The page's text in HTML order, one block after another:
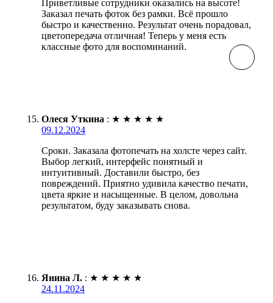
Приветливые сотрудники оказались на высоте!
Заказал печать фоток без рамки. Всё прошло
быстро и качественно. Результат очень порадовал,
цветопередача отличная! Теперь у меня есть
классные фото для воспоминаний.
Олеся Уткина : ★ ★ ★ ★ ★
09.12.2024
Сроки. Заказала фотопечать на холсте через сайт.
Выбор легкий, интерфейс понятный и
интуитивный. Доставили быстро, без
повреждений. Приятно удивила качество печати,
цвета яркие и насыщенные. В целом, довольна
результатом, буду заказывать снова.
Янина Л. : ★ ★ ★ ★ ★
24.11.2024